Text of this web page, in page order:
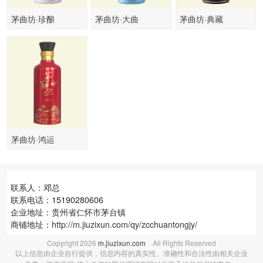
茅曲坊·珍酿 茅曲坊·大曲 茅曲坊·典藏
茅曲坊·鸿运
联系人：邓总
联系电话：15190280606
企业地址：贵州省仁怀市茅台镇
商铺地址： http://m.jiuzixun.com/qy/zcchuantongjy/
Copyright2026 m.jiuzixun.com All Rights Reserved
以上信息由企业自行提供，信息内容的真实性、准确性和合法性由相关企业